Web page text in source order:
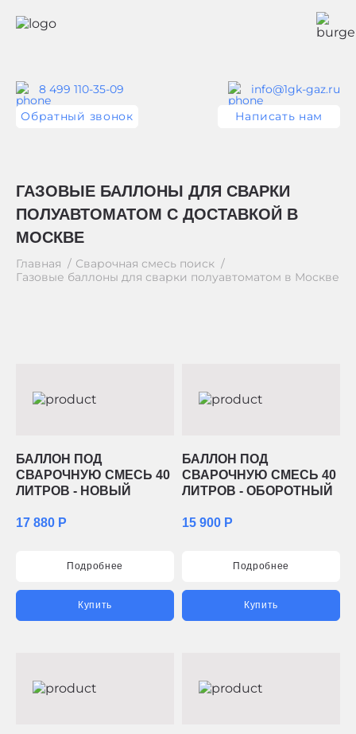
8 499 110-35-09
Обратный звонок
info@1gk-gaz.ru
Написать нам
ГАЗОВЫЕ БАЛЛОНЫ ДЛЯ СВАРКИ
ПОЛУАВТОМАТОМ С ДОСТАВКОЙ В
МОСКВЕ
Главная
Сварочная смесь поиск
Газовые баллоны для сварки полуавтоматом в Москве
БАЛЛОН ПОД
СВАРОЧНУЮ СМЕСЬ 40
ЛИТРОВ - НОВЫЙ
17 880 Р
Подробнее
Купить
БАЛЛОН ПОД
СВАРОЧНУЮ СМЕСЬ 40
ЛИТРОВ - ОБОРОТНЫЙ
15 900 Р
Подробнее
Купить